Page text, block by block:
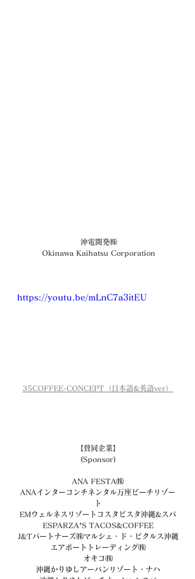
沖電開発㈱
Okinawa Kaihatsu Corporation
https://youtu.be/mLnC7a3itEU
35COFFEE-CONCEPT（日本語&英語ver）
【賛同企業】
(Sponsor)
ANA FESTA㈱
ANAインターコンチネンタル万座ビーチリゾー
ト
EMウェルネスリゾートコスタビスタ沖縄&スパ
ESPARZA’S TACOS&COFFEE
J&Tパートナーズ㈱マルシェ・ド・ピクルス沖縄
エアポートトレーディング㈱
オキコ㈱
沖縄かりゆしアーバンリゾート・ナハ